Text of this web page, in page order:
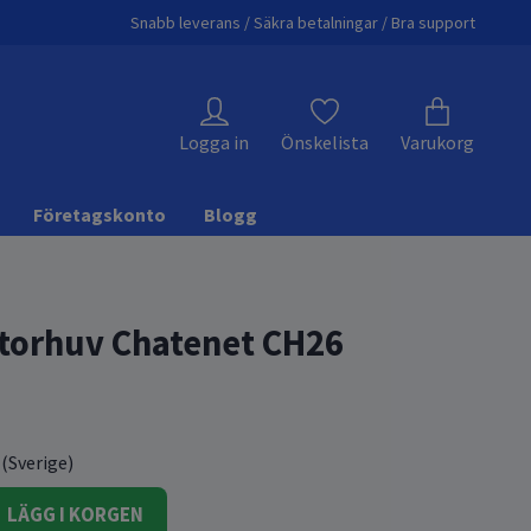
Snabb leverans / Säkra betalningar / Bra support
Logga in Önskelista Varukorg
Företagskonto Blogg
Chatenet CH26
LÄGG I KORGEN